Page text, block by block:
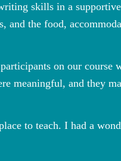
skills in a
and the food,
on our course
meaningful, and they
to teach. I had a